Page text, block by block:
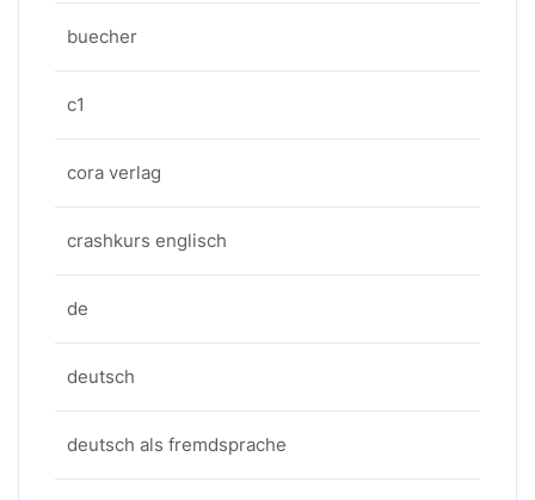
buecher
c1
cora verlag
crashkurs englisch
de
deutsch
deutsch als fremdsprache